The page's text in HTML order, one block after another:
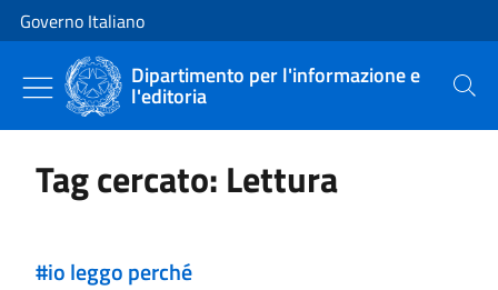
Vai al contenuto
Vai alla navigazione del sito
Governo Italiano
Dipartimento per l'informazione e
l'editoria Cerca
Tag cercato: Lettura
#io leggo perché